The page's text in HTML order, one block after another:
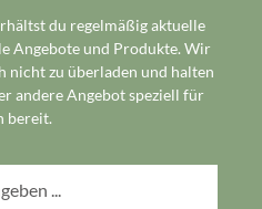
du regelmäßig aktuelle
Angebote und Produkte. Wir
nicht zu überladen und halten
andere Angebot speziell für
bereit.